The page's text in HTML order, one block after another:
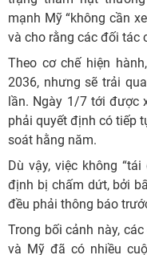
mạnh Mỹ “không cần
và cho rằng các đối tác
Theo cơ chế hiện
2036, nhưng sẽ trải
lần. Ngày 1/7 tới được
phải quyết định có tiếp
soát hằng năm.
Dù vậy, việc không
định bị chấm dứt, bởi
đều phải thông báo
Trong bối cảnh này,
và Mỹ đã có nhiều